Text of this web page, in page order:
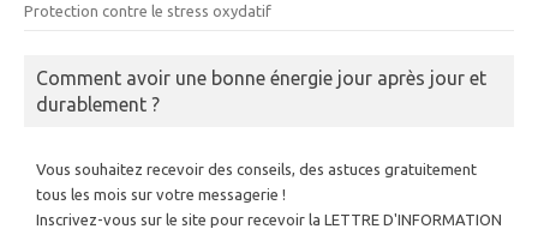
Protection contre le stress oxydatif
Comment avoir une bonne énergie jour après jour et
durablement ?
Vous souhaitez recevoir des conseils, des astuces gratuitement
tous les mois sur votre messagerie !
Inscrivez-vous sur le site pour recevoir la LETTRE D'INFORMATION